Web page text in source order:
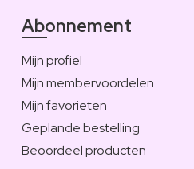
Abonnement
Mijn profiel
Mijn membervoordelen
Mijn favorieten
Geplande bestelling
Beoordeel producten